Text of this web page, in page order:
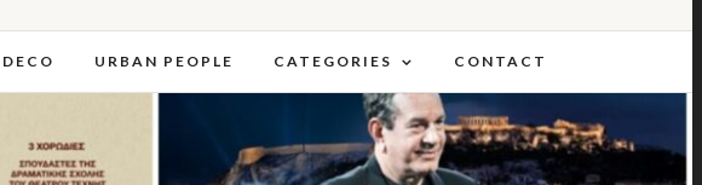
URBAN PEOPLE CATEGORIES CONTACT